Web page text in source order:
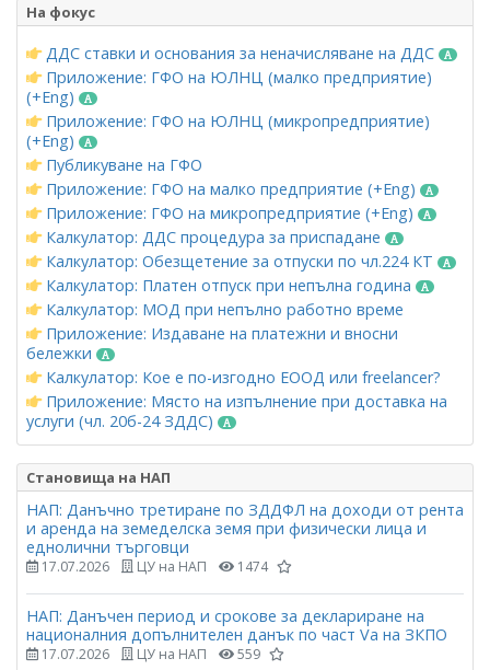
На фокус
ДДС ставки и основания за неначисляване на ДДС
Приложение: ГФО на ЮЛНЦ (малко предприятие)
(+Eng)
Приложение: ГФО на ЮЛНЦ (микропредприятие)
(+Eng)
Публикуване на ГФО
Приложение: ГФО на малко предприятие (+Eng)
Приложение: ГФО на микропредприятие (+Eng)
Калкулатор: ДДС процедура за приспадане
Калкулатор: Обезщетение за отпуски по чл.224 КТ
Калкулатор: Платен отпуск при непълна година
Калкулатор: МОД при непълно работно време
Приложение: Издаване на платежни и вносни
бележки
Калкулатор: Кое е по-изгодно ЕООД или freelancer?
Приложение: Място на изпълнение при доставка на
услуги (чл. 20б-24 ЗДДС)
Становища на НАП
НАП: Данъчно третиране по ЗДДФЛ на доходи от рента
и аренда на земеделска земя при физически лица и
еднолични търговци
17.07.2026 ЦУ на НАП 1474
НАП: Данъчен период и срокове за деклариране на
националния допълнителен данък по част Vа на ЗКПО
17.07.2026 ЦУ на НАП 559